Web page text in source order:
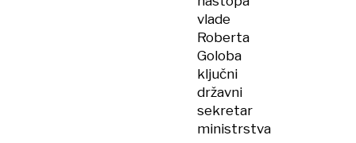
vlade
Roberta
Goloba
ključni
državni
sekretar
ministrstva